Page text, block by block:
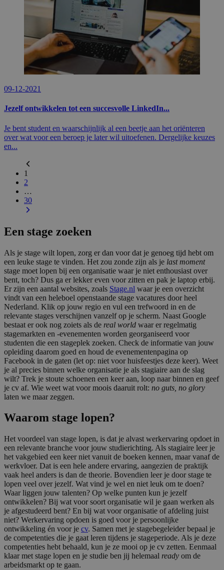
09-12-2021
Jezelf ontwikkelen tot een succesvolle LinkedIn...
Je bent student en waarschijnlijk al een beetje aan het oriënteren
over wat voor een beroep je later wil uitoefenen. Dergelijke keuzes
en...
1
2
…
30
Een stage zoeken
Als je stage wilt lopen, zorg er dan voor dat je genoeg tijd hebt om
een leuke stage te vinden. Het zou zonde zijn als je last moment
stage moet lopen bij een organisatie waar je niet enthousiast over
bent, toch? Dus ga er lekker even voor zitten en pak je laptop erbij.
Er zijn een aantal websites, zoals Stage.nl waar je een overzicht
vindt van een heleboel openstaande stage vacatures door heel
Nederland. Klik op jouw regio en vul een trefwoord in en de
relevante stages verschijnen vanzelf op je scherm. Naast Google
bestaat er ook nog zoiets als de real world waar er regelmatig
stagemarkten en -evenementen worden georganiseerd voor
studenten die een stageplek zoeken. Check de informatie van jouw
opleiding daarom goed en houd de evenementenpagina op
Facebook in de gaten (let op: niet voor huisfeestjes deze keer). Weet
je al precies binnen welke organisatie je als stagiaire aan de slag
wilt? Trek je stoute schoenen een keer aan, loop naar binnen en geef
je cv af. Wie weet wat voor moois daaruit rolt: no guts, no glory
laten we maar zeggen.
Waarom stage lopen?
Het voordeel van stage lopen, is dat je alvast werkervaring opdoet in
een relevante branche voor jouw studierichting. Als stagiaire leer je
het vakgebied een keer niet vanuit de boeken kennen, maar vanaf de
werkvloer. Dat is een hele andere ervaring, aangezien de praktijk
vaak heel anders is dan de theorie. Bovendien leer je doorstage te
lopen veel over jezelf. Wat vind je wel en niet leuk om te doen?
Waar liggen jouw talenten? Op welke punten kun je jezelf
ontwikkelen? Bij wat voor soort organisatie wil je gaan werken als
je afgestudeerd bent? En bij wat voor organisatie of afdeling juist
niet? Werkervaring opdoen is goed voor je persoonlijke
ontwikkeling én voor je cv. Samen met je stagebegeleider bepaal je
de competenties die je gaat leren tijdens je stageperiode. Als je deze
competenties hebt behaald, kun je ze mooi op je cv zetten. Eenmaal
klaar met stage lopen en je studie ben jij helemaal ready om de
arbeidsmarkt op te gaan.